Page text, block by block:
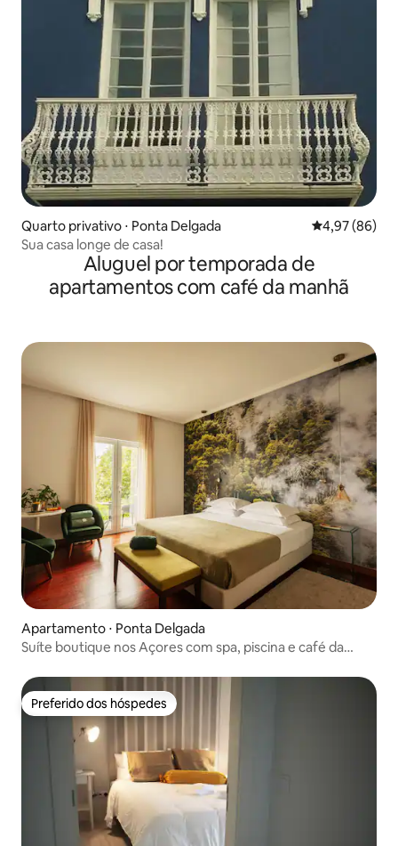
Quarto privativo ⋅ Ponta Delgada 4,97 de uma
4,97 (86)
Sua casa longe de casa!
Aluguel por temporada de
apartamentos com café da manhã
Apartamento ⋅ Ponta Delgada
Suíte boutique nos Açores com spa, piscina e café da
Preferido dos hóspedes
Preferido dos hóspedes